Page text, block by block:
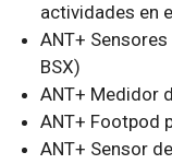
actividades en
ANT+
BSX)
ANT+ Medidor
ANT+ Footpod
ANT+ Sensor